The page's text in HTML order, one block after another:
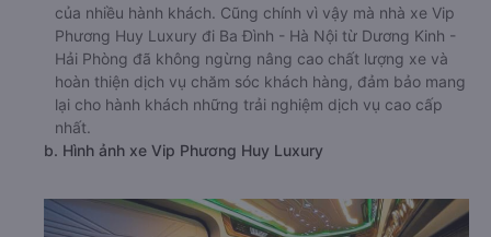
của nhiều hành khách. Cũng chính vì vậy mà nhà xe Vip
Phương Huy Luxury đi Ba Đình - Hà Nội từ Dương Kinh -
Hải Phòng đã không ngừng nâng cao chất lượng xe và
hoàn thiện dịch vụ chăm sóc khách hàng, đảm bảo mang
lại cho hành khách những trải nghiệm dịch vụ cao cấp
nhất.
b. Hình ảnh xe Vip Phương Huy Luxury